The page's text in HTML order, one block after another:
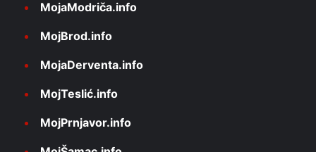
MojaModriča.info
MojBrod.info
MojaDerventa.info
MojTeslić.info
MojPrnjavor.info